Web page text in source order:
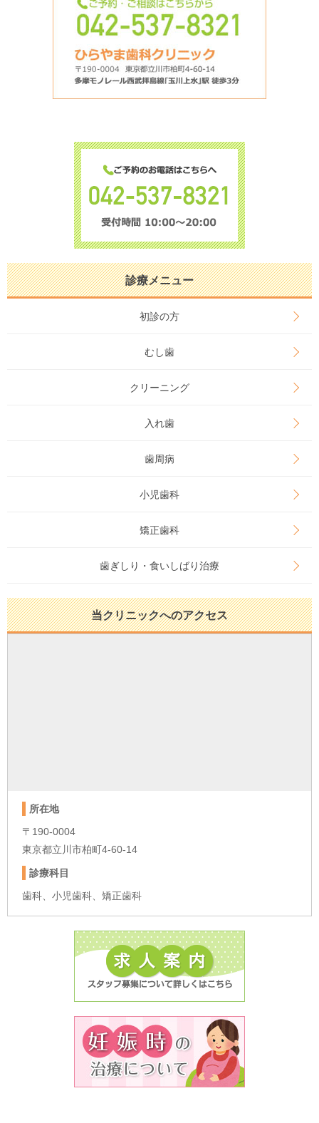
診療メニュー
初診の方
むし歯
クリーニング
入れ歯
歯周病
小児歯科
矯正歯科
歯ぎしり・食いしばり治療
当クリニックへのアクセス
所在地
〒190-0004
東京都立川市柏町4-60-14
診療科目
歯科、小児歯科、矯正歯科